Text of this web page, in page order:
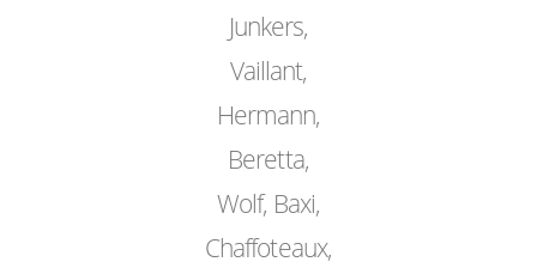
Junkers,
Vaillant,
Hermann,
Beretta,
Wolf, Baxi,
Chaffoteaux,